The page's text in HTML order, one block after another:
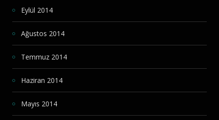
Eylül 2014
Ağustos 2014
Temmuz 2014
Haziran 2014
Mayıs 2014